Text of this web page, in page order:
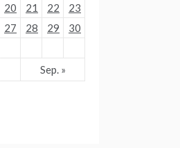
20 21 22
23
27 28 29
30
Sep. »